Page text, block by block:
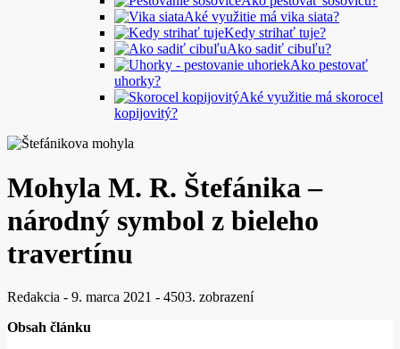
Aké využitie má vika siata?
Kedy strihať tuje?
Ako sadiť cibuľu?
Ako pestovať
uhorky?
Aké využitie má skorocel
kopijovitý?
Mohyla M. R. Štefánika –
národný symbol z bieleho
travertínu
Redakcia - 9. marca 2021 - 4503. zobrazení
Obsah článku